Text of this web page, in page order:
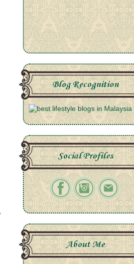
Blog Recognition
Social Profiles
About Me